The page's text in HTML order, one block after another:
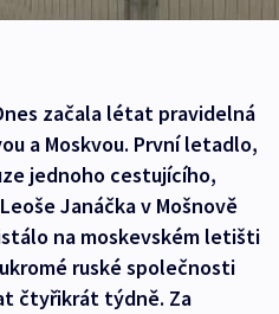
začala létat pravidelná
a Moskvou. První letadlo,
jednoho cestujícího,
Janáčka v Mošnově
na moskevském letišti
ruské společnosti
čtyřikrát týdně. Za